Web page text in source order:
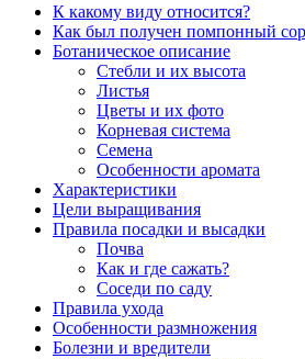
К какому виду относится?
Как был получен помпонный
Ботаническое описание
Стебли и их высота
Листья
Цветы и их фото
Корневая система
Семена
Особенности аромата
Характеристики
Цели выращивания
Правила посадки и высадки
Почва
Как и где сажать?
Соседи по саду
Правила ухода
Особенности размножения
Болезни и вредители